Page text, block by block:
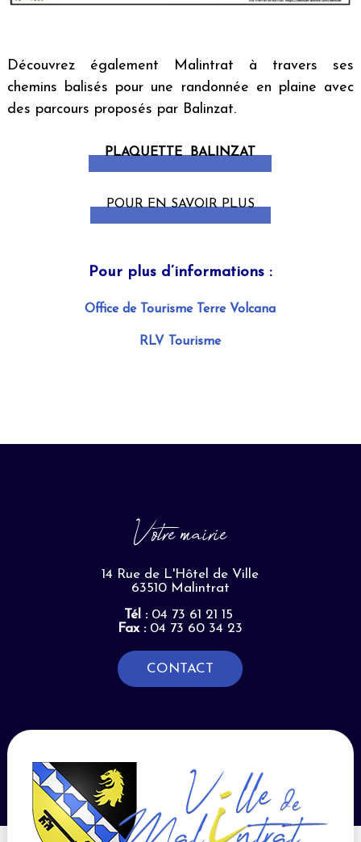
Découvrez également Malintrat à travers ses
chemins balisés pour une randonnée en plaine avec
des parcours proposés par Balinzat.
PLAQUETTE BALINZAT
POUR EN SAVOIR PLUS
Pour plus d’informations :
Office de Tourisme Terre Volcana
RLV Tourisme
Votre mairie
14 Rue de L'Hôtel de Ville
63510 Malintrat
Tél :04 73 61 21 15
Fax :04 73 60 34 23
CONTACT